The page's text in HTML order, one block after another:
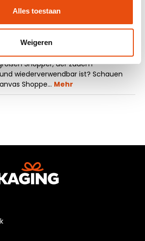
Alles toestaan
Weigeren
Shopper, der zudem
wiederverwendbar ist? Schauen
Shoppe… Mehr